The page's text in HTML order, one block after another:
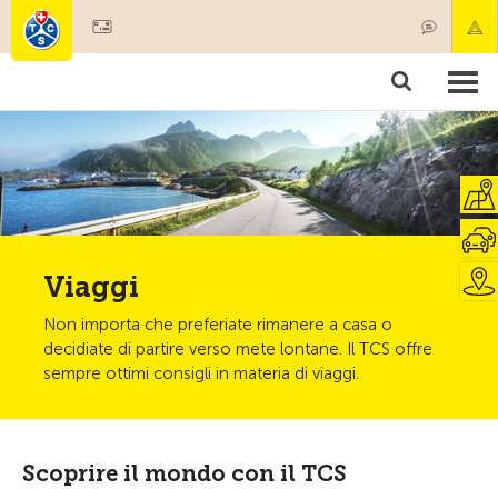
Societariato & prestazioni
Test, sicurezza & salute
Viaggi
Non importa che preferiate rimanere a casa o
decidiate di partire verso mete lontane. Il TCS offre
sempre ottimi consigli in materia di viaggi.
Scoprire il mondo con il TCS